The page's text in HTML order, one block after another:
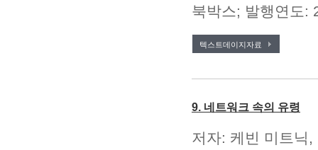
북박스; 발행연도:
텍스트데이지자료
9. 네트워크 속의 유령
저자: 케빈 미트닉